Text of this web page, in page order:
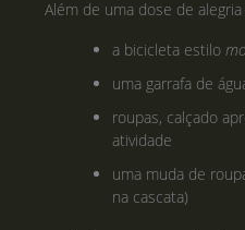
Além de uma dose de
a bicicleta estilo
uma garrafa de
roupas, calçado
atividade
uma muda de
na cascata)